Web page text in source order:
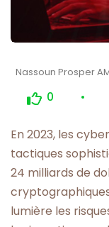
Nassoun Prosper
0
En 2023, les
tactiques
24 milliards de
lumière les